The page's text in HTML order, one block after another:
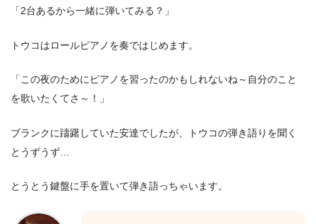
「2台あるから一緒に弾いてみる？」
トウコはロールピアノを奏ではじめます。
「この夜のためにピアノを習ったのかもしれないね～自分のこと
を歌いたくてさ～！」
ブランクに躊躇していた安達でしたが、トウコの弾き語りを聞く
とうずうず…
とうとう鍵盤に手を置いて弾き語っちゃいます。